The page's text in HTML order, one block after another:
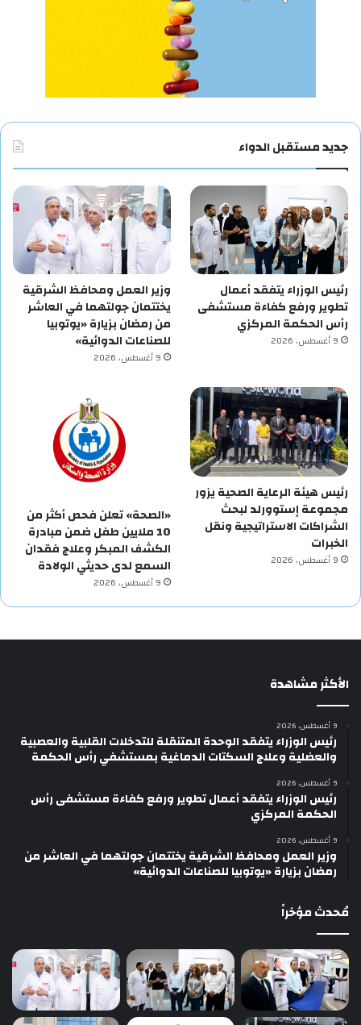
جديد مستقبل الدواء
رئيس الوزراء يتفقد أعمال
تطوير ورفع كفاءة مستشفى
رأس الحكمة المركزي
9 أغسطس، 2026
وزير العمل ومحافظ الشرقية
يختتمان جولتهما في العاشر
من رمضان بزيارة «يوتوبيا
للصناعات الدوائية»
9 أغسطس، 2026
رئيس هيئة الرعاية الصحية يزور
مجموعة إستوورلد لبحث
الشراكات الاستراتيجية ونقل
الخبرات
9 أغسطس، 2026
«الصحة» تعلن فحص أكثر من
10 ملايين طفل ضمن مبادرة
الكشف المبكر وعلاج فقدان
السمع لدى حديثي الولادة
9 أغسطس، 2026
الأكثر مشاهدة
9 أغسطس، 2026
رئيس الوزراء يتفقد الوحدة المتنقلة للتدخلات القلبية والعصبية
والعضلية وعلاج السكتات الدماغية بمستشفي رأس الحكمة
9 أغسطس، 2026
رئيس الوزراء يتفقد أعمال تطوير ورفع كفاءة مستشفى رأس
الحكمة المركزي
9 أغسطس، 2026
وزير العمل ومحافظ الشرقية يختتمان جولتهما في العاشر من
رمضان بزيارة «يوتوبيا للصناعات الدوائية»
مُحدث مؤخراً